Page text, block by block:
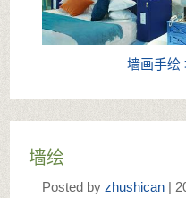
墙画手绘
墙绘
Posted by zhushican |